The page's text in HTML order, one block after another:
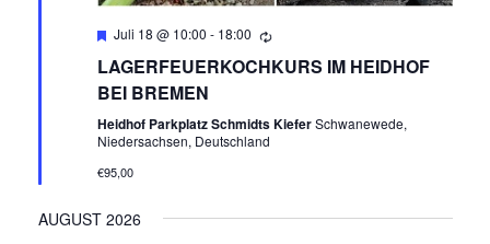
Empfohlen
Juli 18 @ 10:00 - 18:00
LAGERFEUERKOCHKURS IM HEIDHOF
BEI BREMEN
Heidhof Parkplatz Schmidts KieferSchwanewede,
Niedersachsen, Deutschland
€95,00
AUGUST 2026